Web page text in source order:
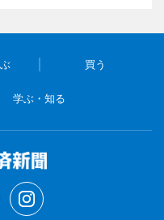
買う
学ぶ・知る